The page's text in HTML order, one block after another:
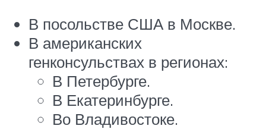
В посольстве США в Москве.
В американских
генконсульствах в регионах:
В Петербурге.
В Екатеринбурге.
Во Владивостоке.